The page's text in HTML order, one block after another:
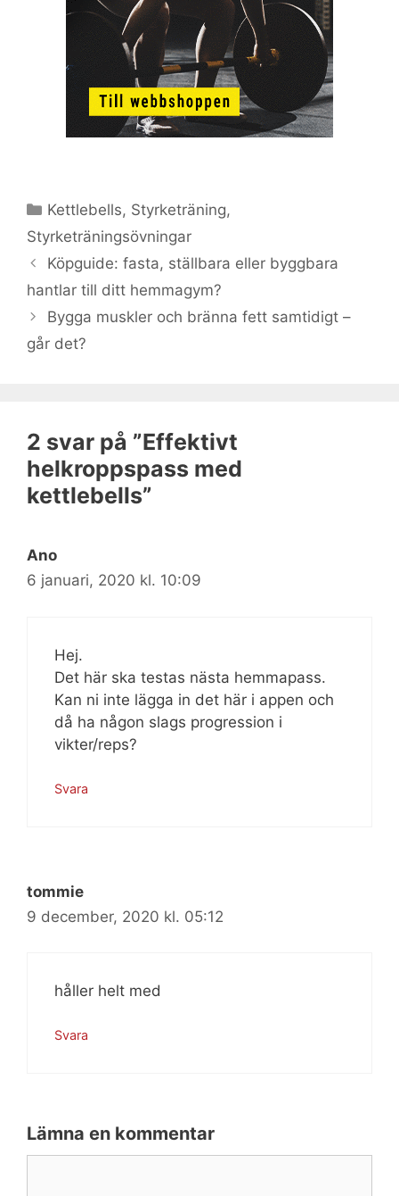
Kategorier
Kettlebells, Styrketräning,
Styrketräningsövningar
Köpguide: fasta, ställbara eller byggbara
hantlar till ditt hemmagym?
Bygga muskler och bränna fett samtidigt –
går det?
2 svar på ”Effektivt
helkroppspass med
kettlebells”
Ano
6 januari, 2020 kl. 10:09
Hej.
Det här ska testas nästa hemmapass.
Kan ni inte lägga in det här i appen och
då ha någon slags progression i
vikter/reps?
Svara
tommie
9 december, 2020 kl. 05:12
håller helt med
Svara
Lämna en kommentar